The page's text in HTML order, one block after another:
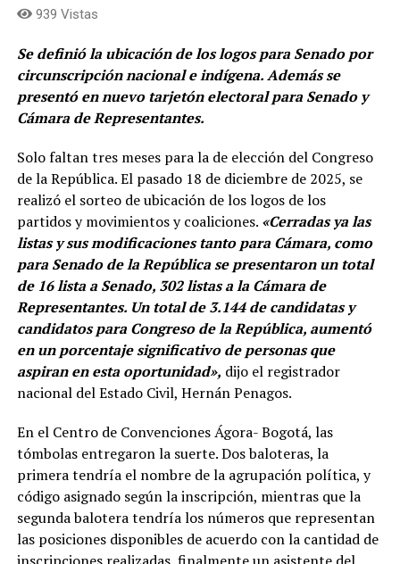
939 Vistas
Se definió la ubicación de los logos para Senado por
circunscripción nacional e indígena. Además se
presentó en nuevo tarjetón electoral para Senado y
Cámara de Representantes.
Solo faltan tres meses para la de elección del Congreso
de la República. El pasado 18 de diciembre de 2025, se
realizó el sorteo de ubicación de los logos de los
partidos y movimientos y coaliciones. «Cerradas ya las
listas y sus modificaciones tanto para Cámara, como
para Senado de la República se presentaron un total
de 16 lista a Senado, 302 listas a la Cámara de
Representantes. Un total de 3.144 de candidatas y
candidatos para Congreso de la República, aumentó
en un porcentaje significativo de personas que
aspiran en esta oportunidad», dijo el registrador
nacional del Estado Civil, Hernán Penagos.
En el Centro de Convenciones Ágora- Bogotá, las
tómbolas entregaron la suerte. Dos baloteras, la
primera tendría el nombre de la agrupación política, y
código asignado según la inscripción, mientras que la
segunda balotera tendría los números que representan
las posiciones disponibles de acuerdo con la cantidad de